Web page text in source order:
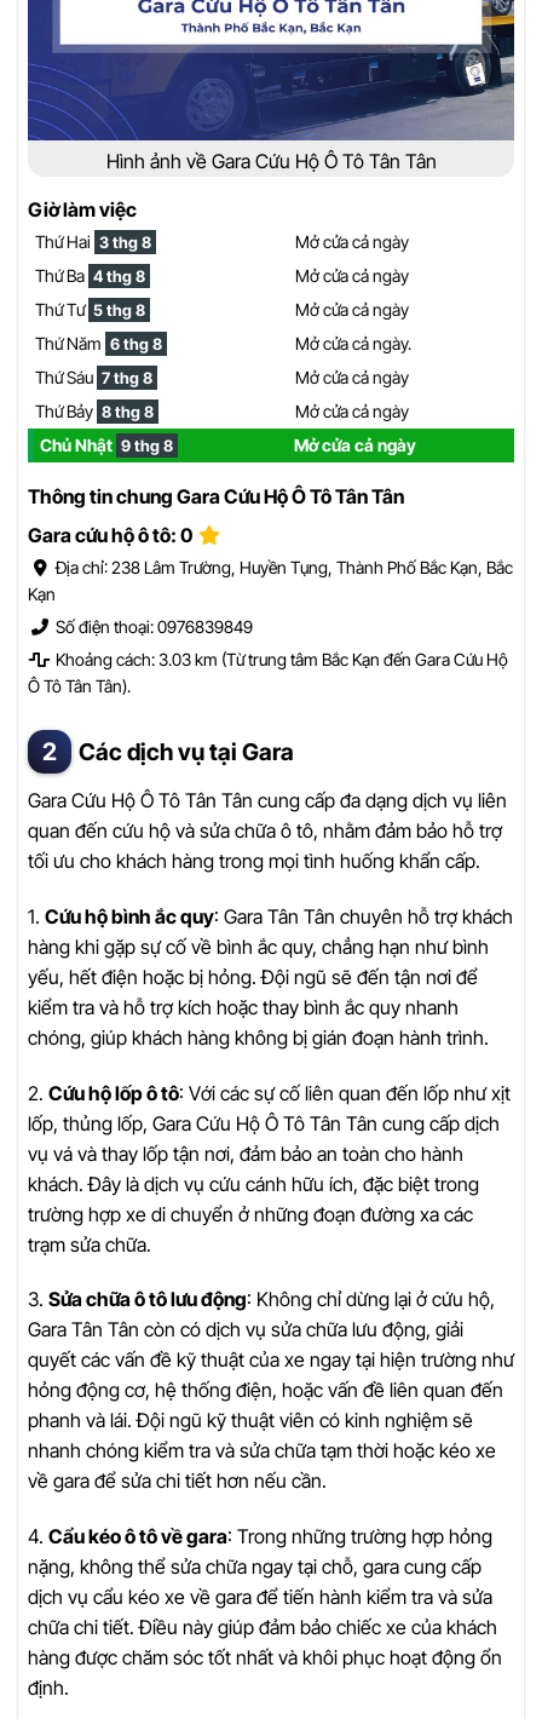
Hình ảnh về Gara Cứu Hộ Ô Tô Tân Tân
Giờ làm việc
Thứ Hai 3 thg 8
Mở cửa cả ngày
Thứ Ba 4 thg 8
Mở cửa cả ngày
Thứ Tư 5 thg 8
Mở cửa cả ngày
Thứ Năm 6 thg 8
Mở cửa cả ngày.
Thứ Sáu 7 thg 8
Mở cửa cả ngày
Thứ Bảy 8 thg 8
Mở cửa cả ngày
Chủ Nhật 9 thg 8 Mở cửa cả ngày
Thông tin chung Gara Cứu Hộ Ô Tô Tân Tân
Gara cứu hộ ô tô: 0
Địa chỉ: 238 Lâm Trường, Huyền Tụng, Thành Phố Bắc Kạn, Bắc
Kạn
Số điện thoại: 0976839849
Khoảng cách: 3.03 km (Từ trung tâm Bắc Kạn đến Gara Cứu Hộ
Ô Tô Tân Tân).
Các dịch vụ tại Gara
Gara Cứu Hộ Ô Tô Tân Tân cung cấp đa dạng dịch vụ liên
quan đến cứu hộ và sửa chữa ô tô, nhằm đảm bảo hỗ trợ
tối ưu cho khách hàng trong mọi tình huống khẩn cấp.
1. Cứu hộ bình ắc quy: Gara Tân Tân chuyên hỗ trợ khách
hàng khi gặp sự cố về bình ắc quy, chẳng hạn như bình
yếu, hết điện hoặc bị hỏng. Đội ngũ sẽ đến tận nơi để
kiểm tra và hỗ trợ kích hoặc thay bình ắc quy nhanh
chóng, giúp khách hàng không bị gián đoạn hành trình.
2. Cứu hộ lốp ô tô: Với các sự cố liên quan đến lốp như xịt
lốp, thủng lốp, Gara Cứu Hộ Ô Tô Tân Tân cung cấp dịch
vụ vá và thay lốp tận nơi, đảm bảo an toàn cho hành
khách. Đây là dịch vụ cứu cánh hữu ích, đặc biệt trong
trường hợp xe di chuyển ở những đoạn đường xa các
trạm sửa chữa.
3. Sửa chữa ô tô lưu động: Không chỉ dừng lại ở cứu hộ,
Gara Tân Tân còn có dịch vụ sửa chữa lưu động, giải
quyết các vấn đề kỹ thuật của xe ngay tại hiện trường như
hỏng động cơ, hệ thống điện, hoặc vấn đề liên quan đến
phanh và lái. Đội ngũ kỹ thuật viên có kinh nghiệm sẽ
nhanh chóng kiểm tra và sửa chữa tạm thời hoặc kéo xe
về gara để sửa chi tiết hơn nếu cần.
4. Cẩu kéo ô tô về gara: Trong những trường hợp hỏng
nặng, không thể sửa chữa ngay tại chỗ, gara cung cấp
dịch vụ cẩu kéo xe về gara để tiến hành kiểm tra và sửa
chữa chi tiết. Điều này giúp đảm bảo chiếc xe của khách
hàng được chăm sóc tốt nhất và khôi phục hoạt động ổn
định.